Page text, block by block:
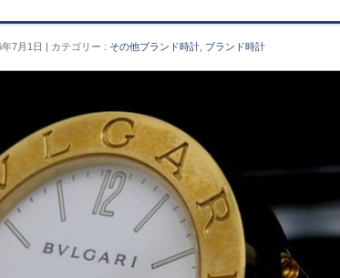
7月1日 カテゴリー : その他ブランド時計 ブランド時計